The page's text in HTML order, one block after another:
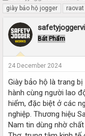
h
r
e
a
d
a
r
e
r
t
r
giày bảo hộ jogger
raovat
Bát Phẩm
24 December 2024
Giày bảo hộ là trang
hành cùng người lao
hiểm, đặc biệt ở các
nghiệp. Thương hiệu
Nam tin dùng nhờ